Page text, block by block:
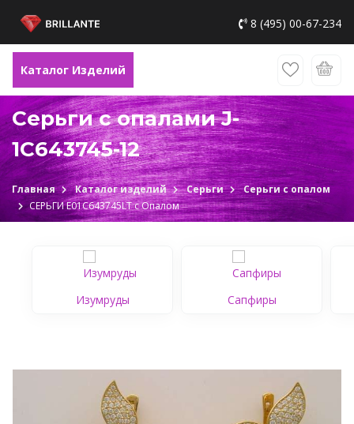
8 (495) 00-67-234
Каталог Изделий
Серьги с опалами J-
1С643745-12
Главная Каталог изделий Серьги
Серьги с опалом
СЕРЬГИ Е01С643745LТ c Опалом
Изумруды Сапфиры